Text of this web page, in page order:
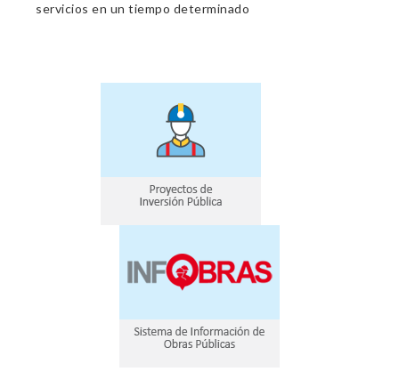
servicios en un tiempo determinado